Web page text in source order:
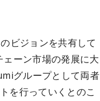
ビジョンを共有して
ーン市場の発展に大
グループとして両者
を行っていくとのこ